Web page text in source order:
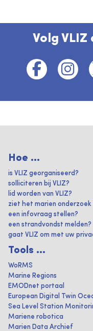
Volg
Hoe ...
is VLIZ georganiseerd?
solliciteren bij VLIZ?
lid worden van VLIZ?
ziet het marien onderzoek
een infovraag stellen?
een strandvondst melden?
gaat VLIZ om met uw
Tools ...
WoRMS
Marine Regions
EMODnet portaal
European Digital Twin
Sea Level Station
Mariene robotica
Marien Data Archief